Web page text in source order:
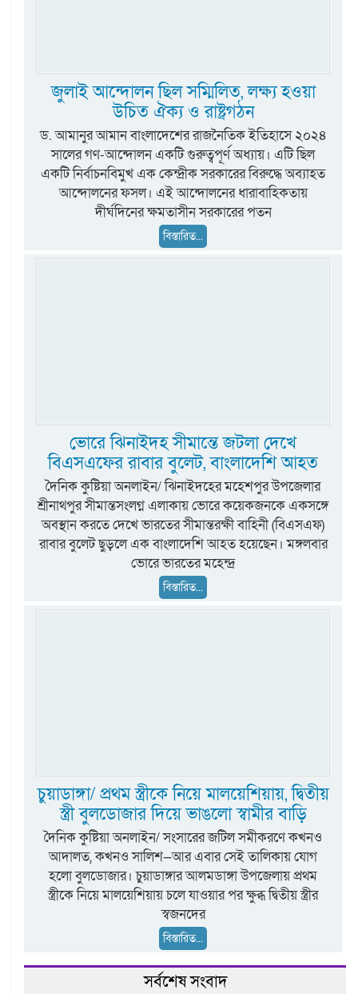
জুলাই আন্দোলন ছিল সম্মিলিত, লক্ষ্য হওয়া
উচিত ঐক্য ও রাষ্ট্রগঠন
ড. আমানুর আমান বাংলাদেশের রাজনৈতিক ইতিহাসে ২০২৪
সালের গণ-আন্দোলন একটি গুরুত্বপূর্ণ অধ্যায়। এটি ছিল
একটি নির্বাচনবিমুখ এক কেন্দ্রীক সরকারের বিরুদ্ধে অব্যাহত
আন্দোলনের ফসল। এই আন্দোলনের ধারাবাহিকতায়
দীর্ঘদিনের ক্ষমতাসীন সরকারের পতন
বিস্তারিত...
ভোরে ঝিনাইদহ সীমান্তে জটলা দেখে
বিএসএফের রাবার বুলেট, বাংলাদেশি আহত
দৈনিক কুষ্টিয়া অনলাইন/ ঝিনাইদহের মহেশপুর উপজেলার
শ্রীনাথপুর সীমান্তসংলগ্ন এলাকায় ভোরে কয়েকজনকে একসঙ্গে
অবস্থান করতে দেখে ভারতের সীমান্তরক্ষী বাহিনী (বিএসএফ)
রাবার বুলেট ছুড়লে এক বাংলাদেশি আহত হয়েছেন। মঙ্গলবার
ভোরে ভারতের মহেন্দ্র
বিস্তারিত...
চুয়াডাঙ্গা/ প্রথম স্ত্রীকে নিয়ে মালয়েশিয়ায়, দ্বিতীয়
স্ত্রী বুলডোজার দিয়ে ভাঙলো স্বামীর বাড়ি
দৈনিক কুষ্টিয়া অনলাইন/ সংসারের জটিল সমীকরণে কখনও
আদালত, কখনও সালিশ—আর এবার সেই তালিকায় যোগ
হলো বুলডোজার। চুয়াডাঙ্গার আলমডাঙ্গা উপজেলায় প্রথম
স্ত্রীকে নিয়ে মালয়েশিয়ায় চলে যাওয়ার পর ক্ষুব্ধ দ্বিতীয় স্ত্রীর
স্বজনদের
বিস্তারিত...
সর্বশেষ সংবাদ